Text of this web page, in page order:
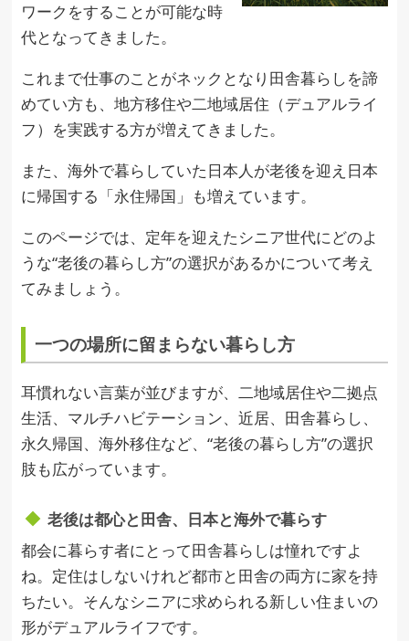
ワークをすることが可能な時
代となってきました。
これまで仕事のことがネックとなり田舎暮らしを諦
めてい方も、地方移住や二地域居住（デュアルライ
フ）を実践する方が増えてきました。
また、海外で暮らしていた日本人が老後を迎え日本
に帰国する「永住帰国」も増えています。
このページでは、定年を迎えたシニア世代にどのよ
うな“老後の暮らし方”の選択があるかについて考え
てみましょう。
一つの場所に留まらない暮らし方
耳慣れない言葉が並びますが、二地域居住や二拠点
生活、マルチハビテーション、近居、田舎暮らし、
永久帰国、海外移住など、“老後の暮らし方”の選択
肢も広がっています。
老後は都心と田舎、日本と海外で暮らす
都会に暮らす者にとって田舎暮らしは憧れですよ
ね。定住はしないけれど都市と田舎の両方に家を持
ちたい。そんなシニアに求められる新しい住まいの
形がデュアルライフです。